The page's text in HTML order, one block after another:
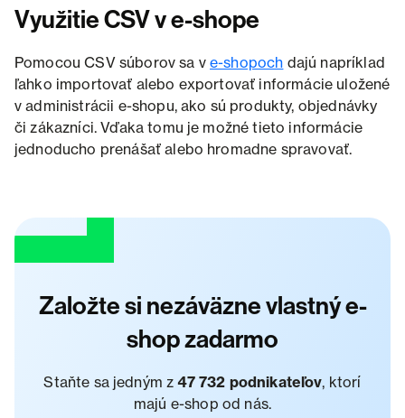
Využitie CSV v e-shope
Pomocou CSV súborov sa ve-shopoch dajú napríklad
ľahko importovať alebo exportovať informácie uložené
v administrácii e-shopu, ako sú produkty, objednávky
či zákazníci. Vďaka tomu je možné tieto informácie
jednoducho prenášať alebo hromadne spravovať.
Založte si nezáväzne vlastný e-
shop zadarmo
Staňte sa jedným z47 732 podnikateľov, ktorí
majú e-shop od nás.